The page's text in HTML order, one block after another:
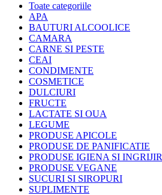
Toate categoriile
APA
BAUTURI ALCOOLICE
CAMARA
CARNE SI PESTE
CEAI
CONDIMENTE
COSMETICE
DULCIURI
FRUCTE
LACTATE SI OUA
LEGUME
PRODUSE APICOLE
PRODUSE DE PANIFICATIE
PRODUSE IGIENA SI
PRODUSE VEGANE
SUCURI SI SIROPURI
SUPLIMENTE